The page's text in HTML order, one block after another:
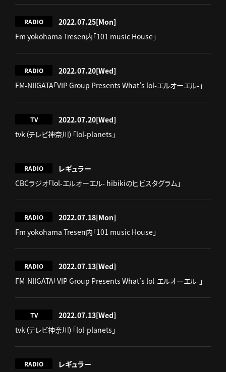
RADIO 2022.07.25[Mon]
Fm yokohama Tresen内「101 music House」
RADIO 2022.07.20[Wed]
FM-NIIGATA「VIP Group Presents What’s lol-エルオーエル-」
TV 2022.07.20[Wed]
tvk（テレビ神奈川）「lol-planets」
RADIO
レギュラー
CBCラジオ「lol-エルオーエル- hibikiのヒビスタグラム」
RADIO 2022.07.18[Mon]
Fm yokohama Tresen内「101 music House」
RADIO 2022.07.13[Wed]
FM-NIIGATA「VIP Group Presents What’s lol-エルオーエル-」
TV 2022.07.13[Wed]
tvk（テレビ神奈川）「lol-planets」
RADIO
レギュラー